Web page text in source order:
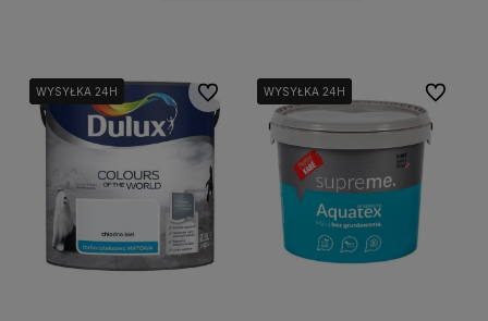
WYSYŁKA 24H
WYSYŁKA 24H Do ulubionychWYSYŁKA 24H
WYSYŁKA 24H
WYSYŁKA 24H Do